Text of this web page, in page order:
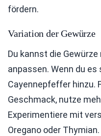
fördern.
Variation der Gewürze
Du kannst die
anpassen. Wenn du
Cayennepfeffer hinzu.
Geschmack, nutze
Experimentiere mit
Oregano oder